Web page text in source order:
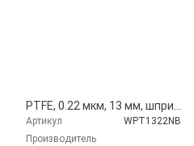
Артикул
WPT1322NB
Производитель